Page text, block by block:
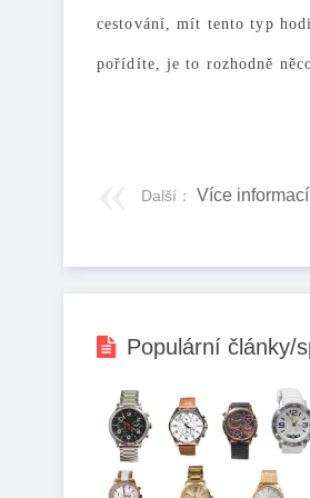
cestování, mít tento typ
pořídíte, je to rozhodně
Další： Více informací o
Populární články/